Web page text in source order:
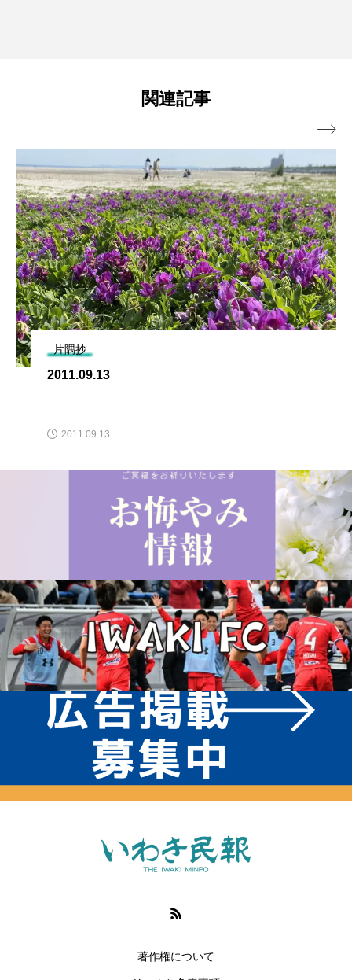
関連記事
片隅抄
2011.09.13
2011.09.13

著作権について